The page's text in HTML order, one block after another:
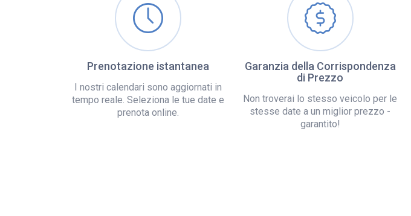
Prenotazione istantanea
I nostri calendari sono aggiornati in
tempo reale. Seleziona le tue date e
prenota online.
Garanzia della Corrispondenza
di Prezzo
Non troverai lo stesso veicolo per le
stesse date a un miglior prezzo -
garantito!